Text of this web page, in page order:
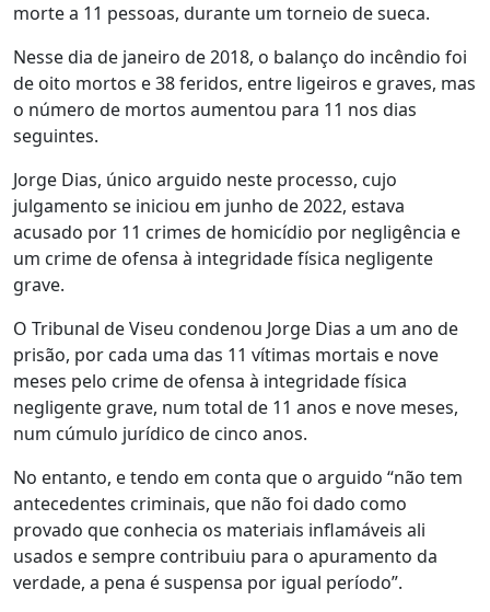
morte a 11 pessoas, durante um torneio de sueca.
Nesse dia de janeiro de 2018, o balanço do incêndio foi
de oito mortos e 38 feridos, entre ligeiros e graves, mas
o número de mortos aumentou para 11 nos dias
seguintes.
Jorge Dias, único arguido neste processo, cujo
julgamento se iniciou em junho de 2022, estava
acusado por 11 crimes de homicídio por negligência e
um crime de ofensa à integridade física negligente
grave.
O Tribunal de Viseu condenou Jorge Dias a um ano de
prisão, por cada uma das 11 vítimas mortais e nove
meses pelo crime de ofensa à integridade física
negligente grave, num total de 11 anos e nove meses,
num cúmulo jurídico de cinco anos.
No entanto, e tendo em conta que o arguido “não tem
antecedentes criminais, que não foi dado como
provado que conhecia os materiais inflamáveis ali
usados e sempre contribuiu para o apuramento da
verdade, a pena é suspensa por igual período”.